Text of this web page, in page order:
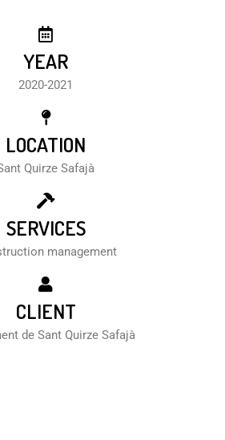
YEAR
2020-2021
LOCATION
Quirze Safajà
SERVICES
management
CLIENT
de Sant Quirze Safajà